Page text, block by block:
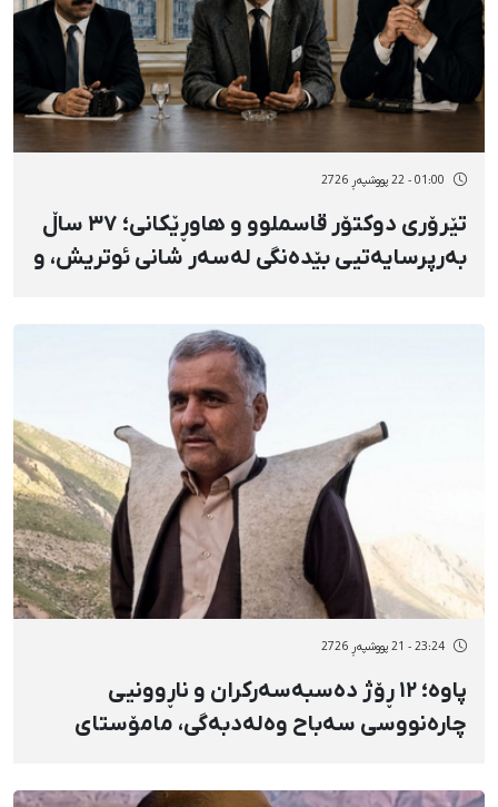
01:00 - 22 پووشپەڕ 2726
تێرۆری دوکتۆر قاسملوو و هاوڕێکانی؛ ٣٧ ساڵ
بەرپرسایەتیی بێدەنگی لەسەر شانی ئوتریش، و
ئیسلامییەوە
23:24 - 21 پووشپەڕ 2726
پاوە؛ ١٢ ڕۆژ دەسبەسەرکران و ناڕوونیی
چارەنووسی سەباح وەلەدبەگی، مامۆستای
«نوور»